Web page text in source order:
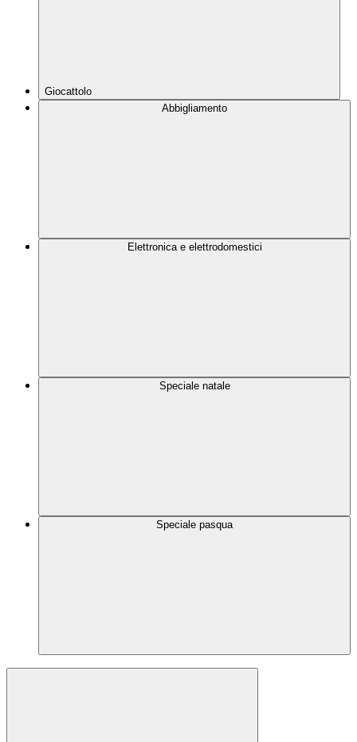
Giocattolo
Abbigliamento
Elettronica e elettrodomestici
Speciale natale
Speciale pasqua